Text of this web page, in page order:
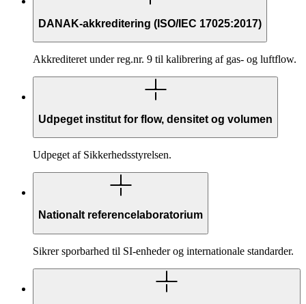
DANAK-akkreditering (ISO/IEC 17025:2017)
Akkrediteret under reg.nr. 9 til kalibrering af gas- og luftflow.
Udpeget institut for flow, densitet og volumen
Udpeget af Sikkerhedsstyrelsen.
Nationalt referencelaboratorium
Sikrer sporbarhed til SI-enheder og internationale standarder.